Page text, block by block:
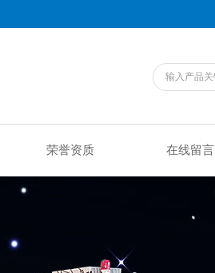
荣誉资质 在线留言